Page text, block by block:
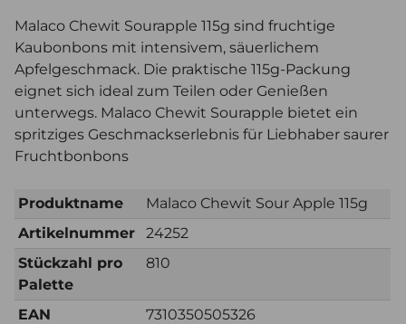
Malaco Chewit Sourapple 115g sind fruchtige
Kaubonbons mit intensivem, säuerlichem
Apfelgeschmack. Die praktische 115g-Packung
eignet sich ideal zum Teilen oder Genießen
unterwegs. Malaco Chewit Sourapple bietet ein
spritziges Geschmackserlebnis für Liebhaber saurer
Fruchtbonbons
Produktname
Malaco Chewit Sour Apple 115g
Artikelnummer
24252
Stückzahl pro
Palette
810
EAN
7310350505326